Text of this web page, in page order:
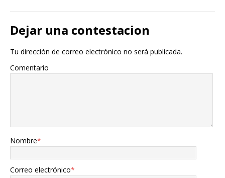
Dejar una contestacion
Tu dirección de correo electrónico no será publicada.
Comentario
Nombre*
Correo electrónico*